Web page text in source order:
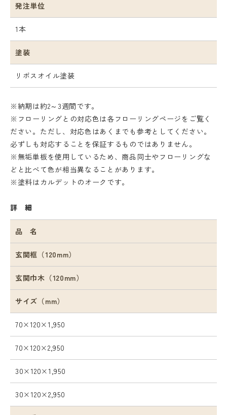
発注単位
1本
塗装
リボスオイル塗装
※納期は約2～3週間です。
※フローリングとの対応色は各フローリングページをご覧く
ださい。ただし、対応色はあくまでも参考としてください。
必ずしも対応することを保証するものではありません。
※無垢単板を使用しているため、商品同士やフローリングな
どと比べて色が相当異なることがあります。
※塗料はカルデットのオークです。
詳 細
品 名
玄関框（120mm）
玄関巾木（120mm）
サイズ（mm）
70×120×1,950
70×120×2,950
30×120×1,950
30×120×2,950